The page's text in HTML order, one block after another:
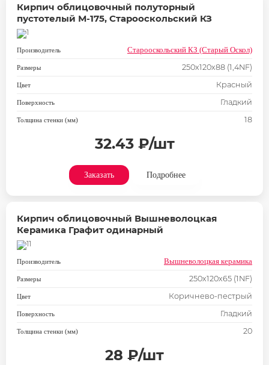
Кирпич облицовочный полуторный
пустотелый М-175, Старооскольский КЗ
Производитель Старооскольский КЗ (Старый Оскол)
Размеры 250x120x88 (1,4NF)
Цвет Красный
Поверхность Гладкий
Толщина стенки (мм) 18
32.43 ₽/шт
Заказать Подробнее
Кирпич облицовочный Вышневолоцкая
Керамика Графит одинарный
Производитель Вышневолоцкая керамика
Размеры 250х120х65 (1NF)
Цвет Коричнево-пестрый
Поверхность Гладкий
Толщина стенки (мм) 20
28 ₽/шт